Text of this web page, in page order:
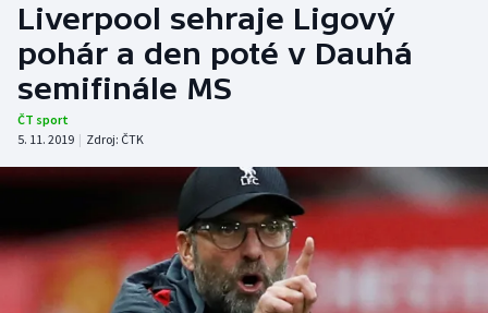
Hokej
Tenis
Atletika
DALŠÍ SPORTY
Americký fotbal
NEPŘEHLÉDNĚTE
Liverpool sehraje Ligový
pohár a den poté v Dauhá
semifinále MS
ČT sport
5. 11. 2019 | Zdroj: ČTK